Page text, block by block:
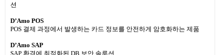
션
D’Amo POS
POS 결제 과정에서 발생하는 카드 정보를 안전하게 암호화하는 제품
D’Amo SAP
SAP 환경에 최적화된 DB 보안 솔루션